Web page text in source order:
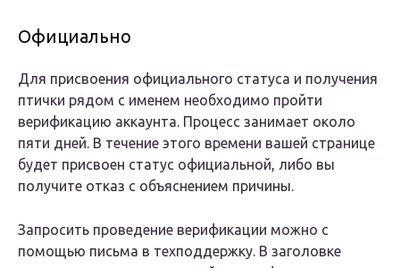
Официально
Для присвоения официального статуса и получения
птички рядом с именем необходимо пройти
верификацию аккаунта. Процесс занимает около
пяти дней. В течение этого времени вашей странице
будет присвоен статус официальной, либо вы
получите отказ с объяснением причины.
Запросить проведение верификации можно с
помощью письма в техподдержку. В заголовке